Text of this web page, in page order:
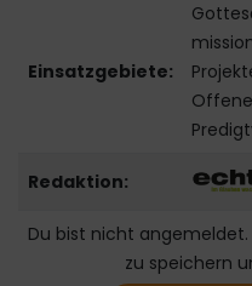
Einsatzgebiete:
Redaktion:
Du bist nicht
zu speichern